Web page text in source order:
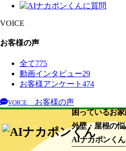
VOICE
お客様の声
全て775
動画インタビュー29
お客様アンケート 474
VOICE
お客様の声
困っているお
外壁・屋根の
AIナカポンくん